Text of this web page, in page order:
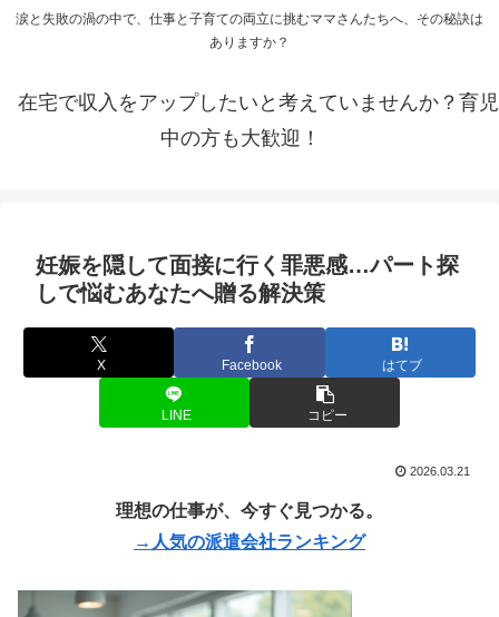
涙と失敗の渦の中で、仕事と子育ての両立に挑むママさんたちへ、その秘訣は
ありますか？
在宅で収入をアップしたいと考えていませんか？育児
中の方も大歓迎！
妊娠を隠して面接に行く罪悪感…パート探
しで悩むあなたへ贈る解決策
X Facebook はてブ
LINE コピー
2026.03.21
理想の仕事が、今すぐ見つかる。
→人気の派遣会社ランキング